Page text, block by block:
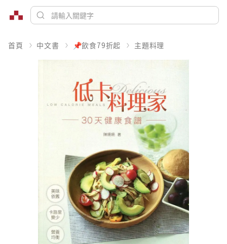
首頁 中文書 📌飲食79折起 主題料理